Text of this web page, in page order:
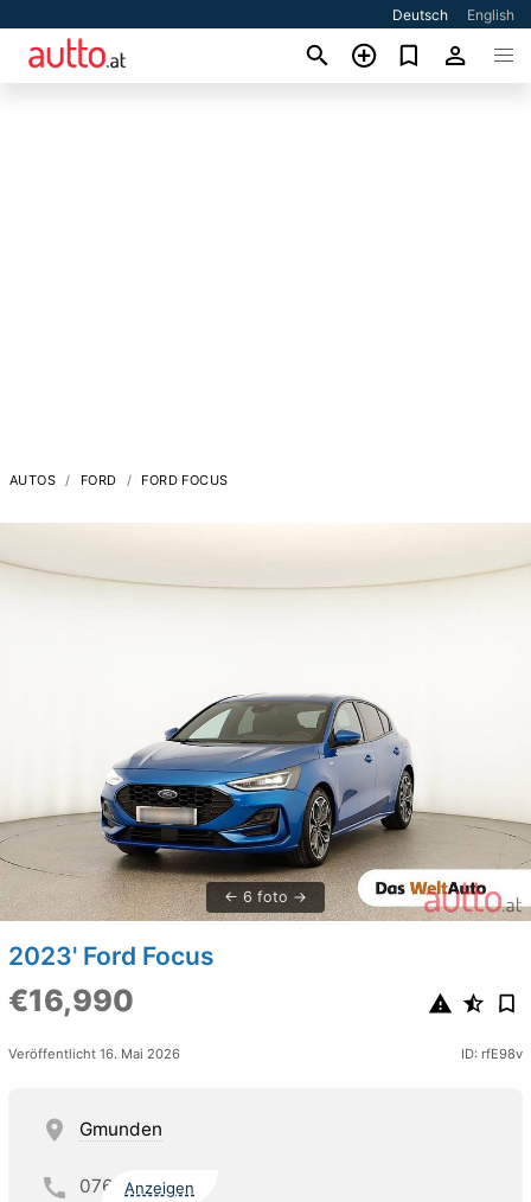
Deutsch English
AUTOS FORD FORD FOCUS
6 foto
2023' Ford Focus
€16,990
Veröffentlicht 16. Mai 2026 ID: rfE98v
Gmunden
076 Anzeigen